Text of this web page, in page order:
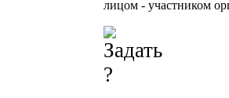
лицом - участником